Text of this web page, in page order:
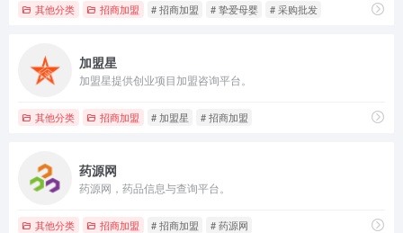
其他分类 招商加盟 # 招商加盟 # 挚爱母婴 # 采购批发
加盟星
加盟星提供创业项目加盟咨询平台。
其他分类 招商加盟 # 加盟星 # 招商加盟
药源网
药源网，药品信息与查询平台。
其他分类 招商加盟 # 招商加盟 # 药源网